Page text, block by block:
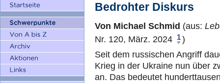
Bedrohter Diskurs
Von Michael Schmid (aus:
Nr. 120, März. 2024
1)
Seit dem russischen Angriff
Krieg in der Ukraine nun über
an. Das bedeutet